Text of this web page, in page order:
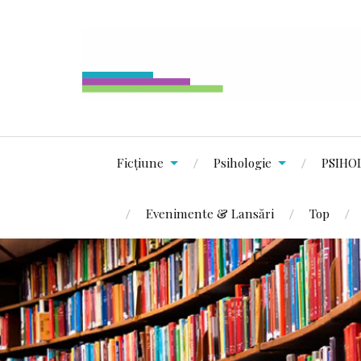
Ficțiune Psihologie
Evenimente & Lansări Top